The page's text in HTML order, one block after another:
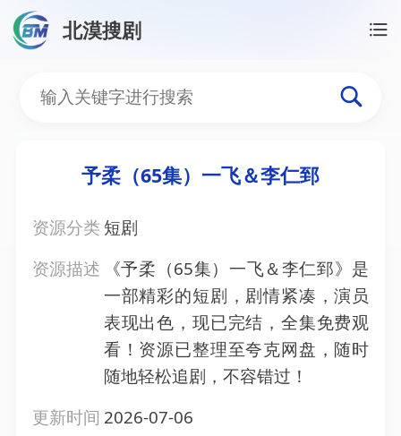
北漠搜剧
予柔（65集）一飞＆李仁
予柔（65集）一飞＆李仁郅
资源分类 短剧
资源描述
《予柔（65集）一飞＆李仁郅》是
一部精彩的短剧，剧情紧凑，演员
表现出色，现已完结，全集免费观
看！资源已整理至夸克网盘，随时
随地轻松追剧，不容错过！
更新时间 2026-07-06